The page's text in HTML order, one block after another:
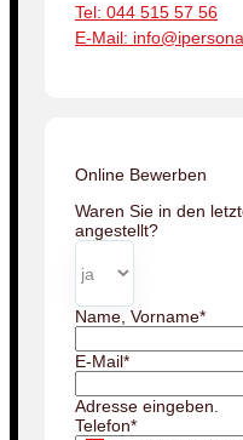
Tel: 044 515 57 56
E-Mail:
Online Bewerben
Waren Sie in den
angestellt?
Name, Vorname*
E-Mail*
Adresse eingeben.
Telefon*